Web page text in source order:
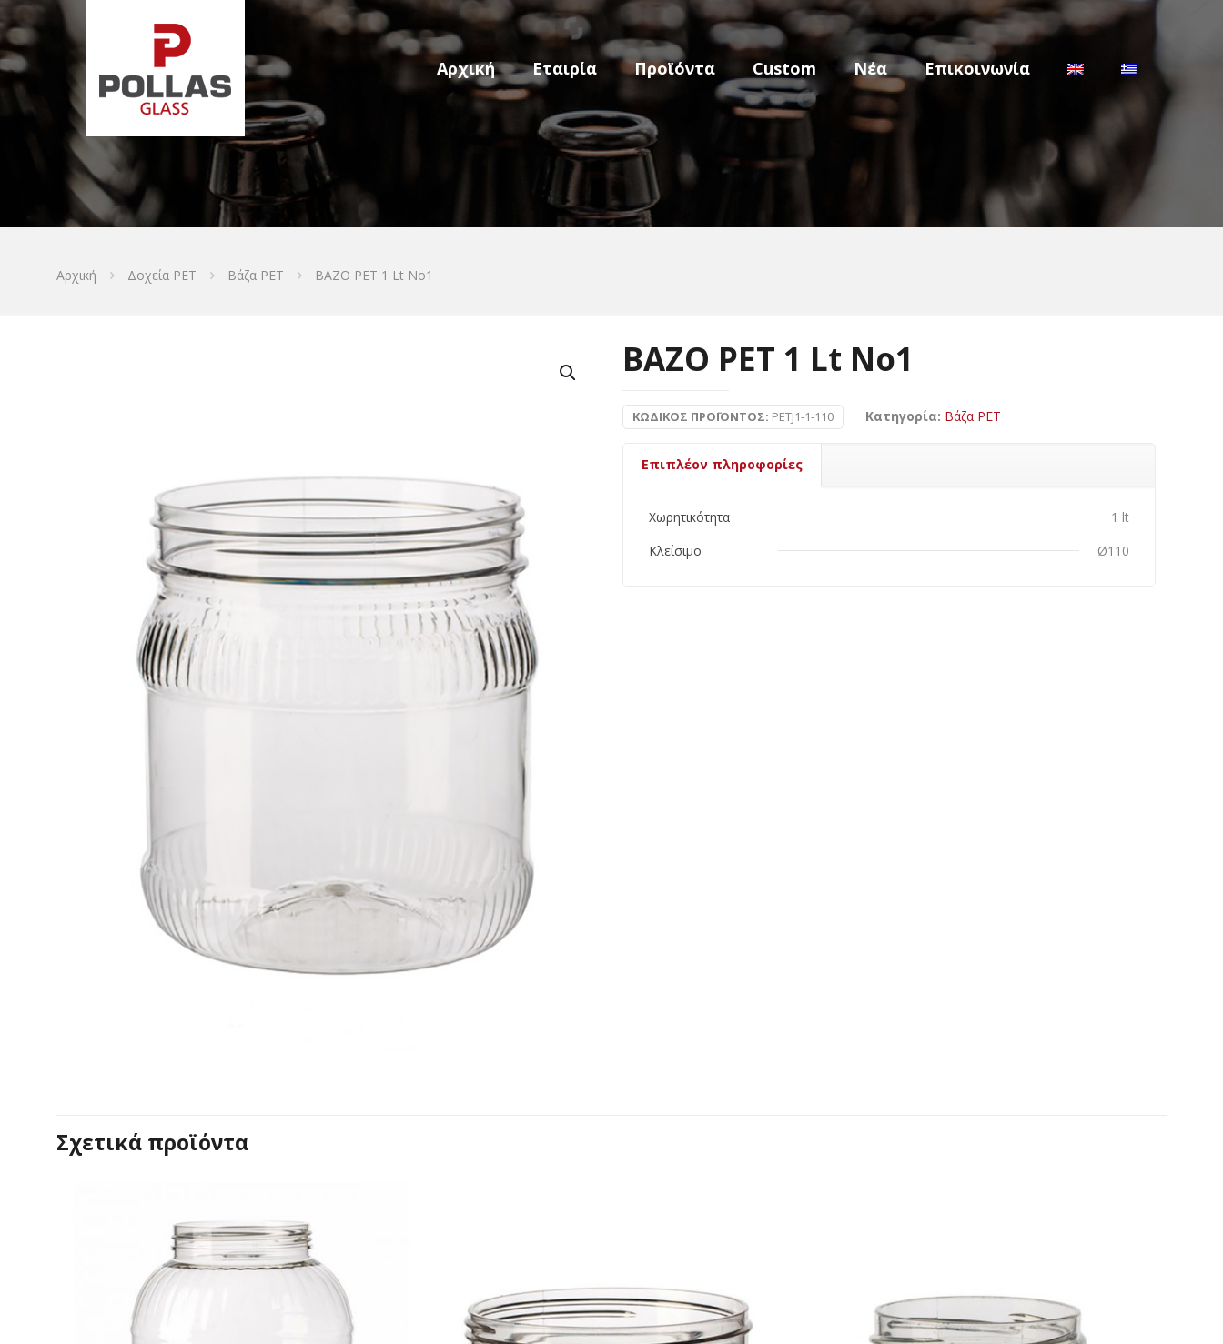
Αρχική Εταιρία Προϊόντα Custom Νέα Επικοινωνία
Αρχική Δοχεία PET Βάζα PET ΒΑΖΟ PET 1 Lt No1
ΒΑΖΟ PET 1 Lt No1
ΚΩΔΙΚΌΣ ΠΡΟΪΌΝΤΟΣ: PETJ1-1-110 Κατηγορία: Βάζα PET
Επιπλέον πληροφορίες
Χωρητικότητα
1 lt
Κλείσιμο
Ø110
Σχετικά προϊόντα